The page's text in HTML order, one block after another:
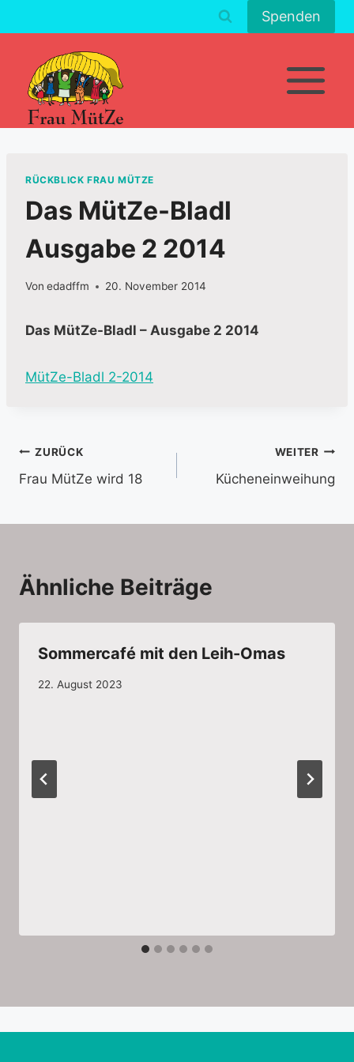
Inhalt
Spenden
RÜCKBLICK FRAU MÜTZE
Das MütZe-Bladl
Ausgabe 2 2014
Von edadffm 20. November 2014
Das MütZe-Bladl – Ausgabe 2 2014
MütZe-Bladl 2-2014
Beitragsnavigation
ZURÜCK
Frau MütZe wird 18
WEITER
Kücheneinweihung
Ähnliche Beiträge
Sommercafé mit den Leih-Omas
22. August 2023